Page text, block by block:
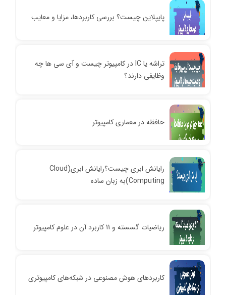
پایپلاین چیست؟ بررسی کاربردها، مزایا و معایب
تراشه یا IC در کامپیوتر چیست و آی سی ها چه
وظایفی دارند؟
حافظه در معماری کامپیوتر
رایانش ابری چیست؟رایانش ابری(Cloud
Computing)به زبان ساده
ریاضیات گسسته و 11 کاربرد آن در علوم کامپیوتر
کاربردهای هوش مصنوعی در شبکه‌های کامپیوتری